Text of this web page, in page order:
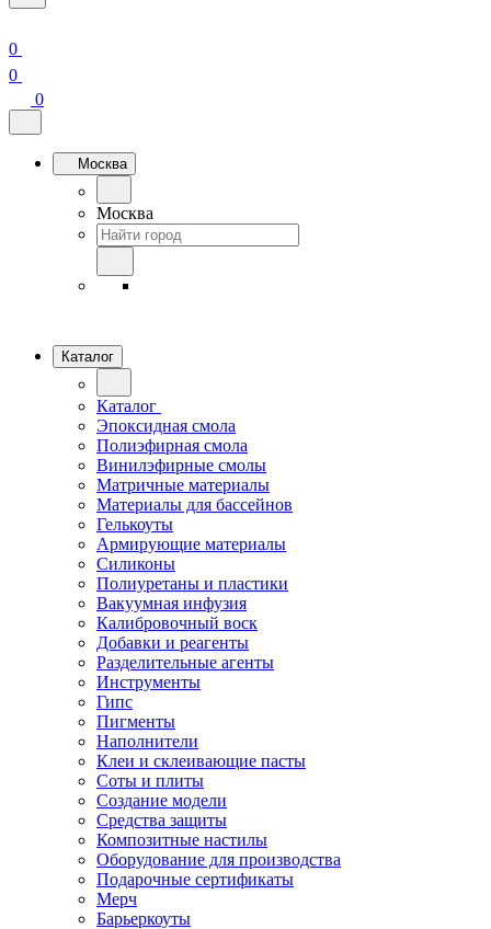
0
0
0
Москва
Москва
Каталог
Каталог
Эпоксидная смола
Полиэфирная смола
Винилэфирные смолы
Матричные материалы
Материалы для бассейнов
Гелькоуты
Армирующие материалы
Силиконы
Полиуретаны и пластики
Вакуумная инфузия
Калибровочный воск
Добавки и реагенты
Разделительные агенты
Инструменты
Гипс
Пигменты
Наполнители
Клеи и склеивающие пасты
Соты и плиты
Создание модели
Средства защиты
Композитные настилы
Оборудование для производства
Подарочные сертификаты
Мерч
Барьеркоуты